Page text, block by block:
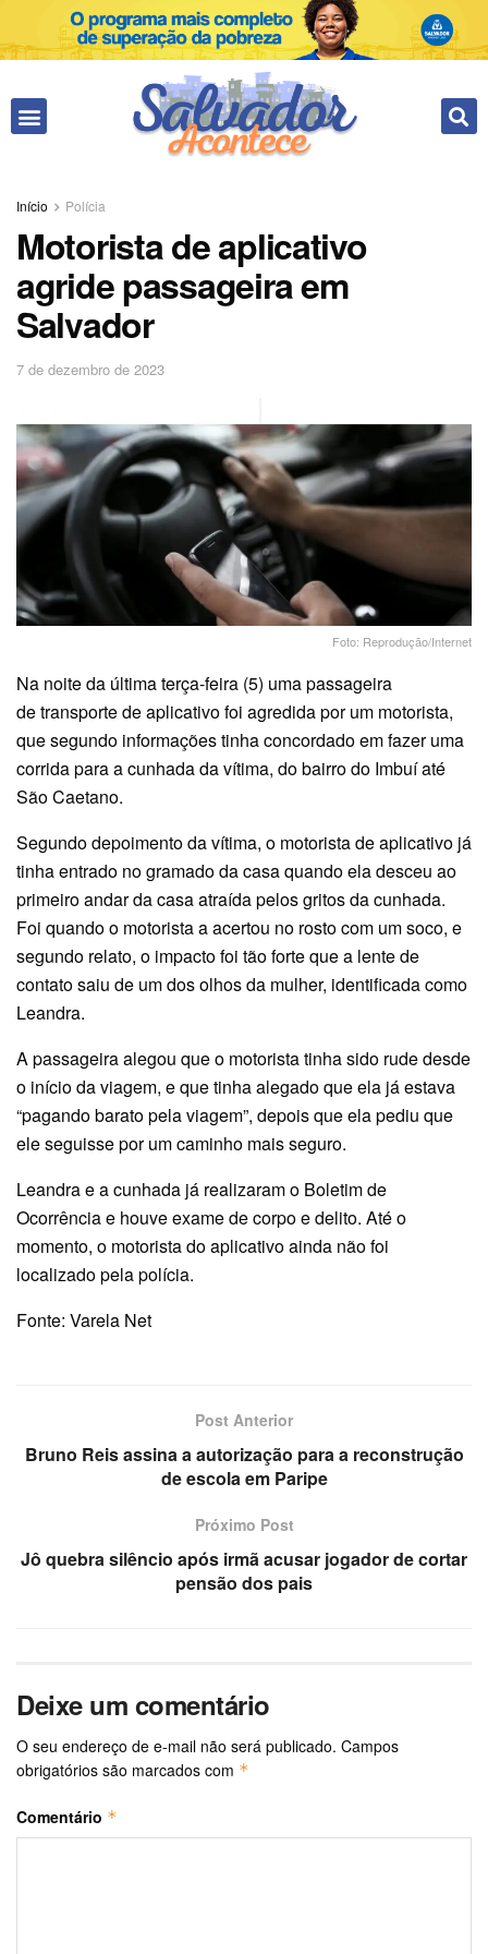
Início Polícia
Motorista de aplicativo
agride passageira em
Salvador
7 de dezembro de 2023
Foto: Reprodução/Internet
Na noite da última terça-feira (5) uma passageira
de transporte de aplicativo foi agredida por um motorista,
que segundo informações tinha concordado em fazer uma
corrida para a cunhada da vítima, do bairro do Imbuí até
São Caetano.
Segundo depoimento da vítima, o motorista de aplicativo já
tinha entrado no gramado da casa quando ela desceu ao
primeiro andar da casa atraída pelos gritos da cunhada.
Foi quando o motorista a acertou no rosto com um soco, e
segundo relato, o impacto foi tão forte que a lente de
contato saiu de um dos olhos da mulher, identificada como
Leandra.
A passageira alegou que o motorista tinha sido rude desde
o início da viagem, e que tinha alegado que ela já estava
“pagando barato pela viagem”, depois que ela pediu que
ele seguisse por um caminho mais seguro.
Leandra e a cunhada já realizaram o Boletim de
Ocorrência e houve exame de corpo e delito. Até o
momento, o motorista do aplicativo ainda não foi
localizado pela polícia.
Fonte: Varela Net
Post Anterior
Bruno Reis assina a autorização para a reconstrução
de escola em Paripe
Próximo Post
Jô quebra silêncio após irmã acusar jogador de cortar
pensão dos pais
Deixe um comentário
O seu endereço de e-mail não será publicado. Campos
obrigatórios são marcados com *
Comentário *